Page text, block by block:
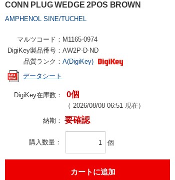
CONN PLUG WEDGE 2POS BROWN
AMPHENOL SINE/TUCHEL
マルツコード： M1165-0974
DigiKey製品番号： AW2P-D-ND
品質ランク： A(DigiKey)
データシート
DigiKey在庫数： 0個
（ 2026/08/08 06:51 現在）
納期： 要確認
購入数量 個